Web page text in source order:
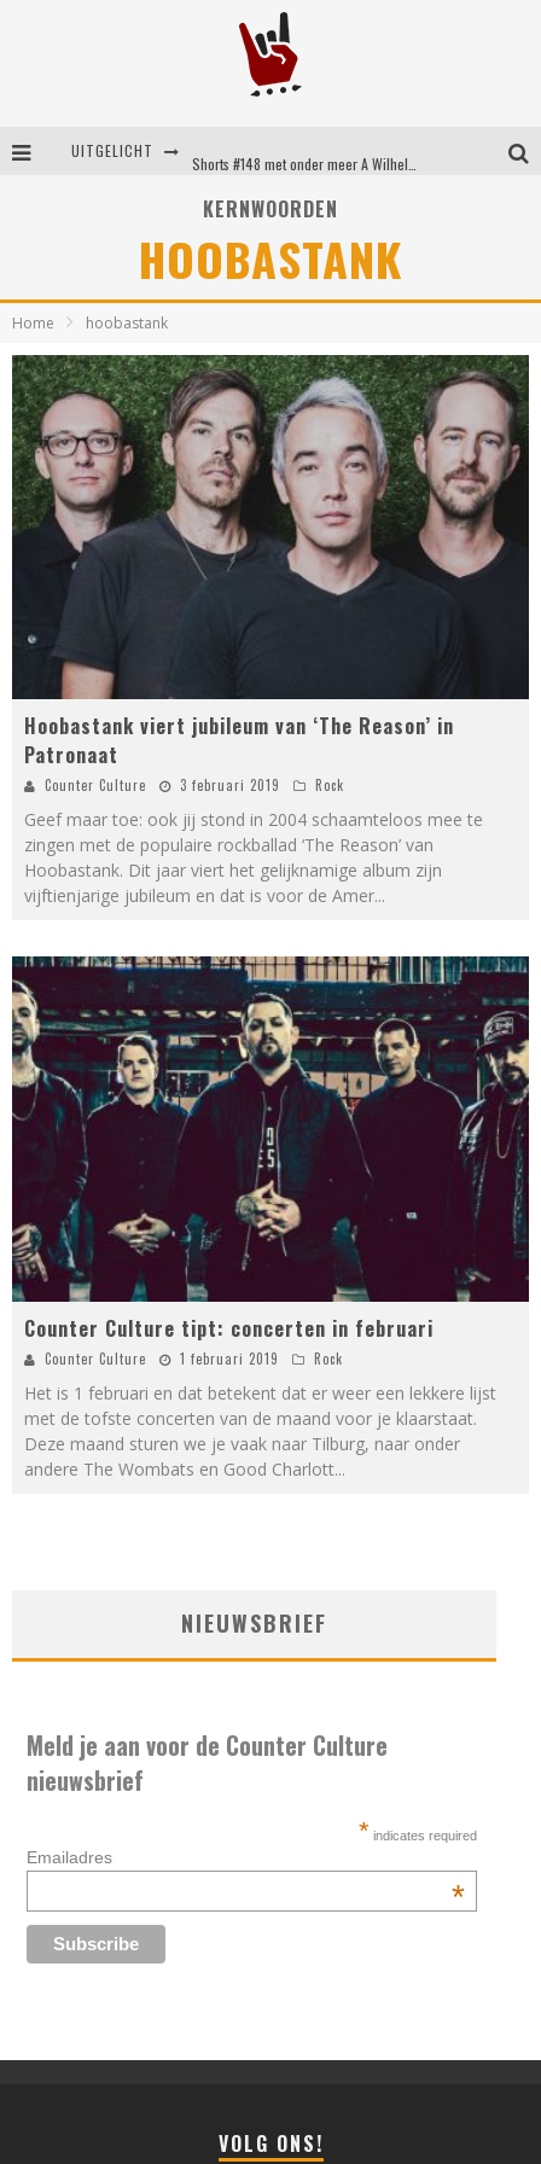
UITGELICHT
Shorts #149 met onder meer No Cure, Eva Under Fire, The Hu en Sleeping With Sirens
KERNWOORDEN
HOOBASTANK
Home hoobastank
Hoobastank viert jubileum van ‘The Reason’ in
Patronaat
Counter Culture 3 februari 2019 Rock
Geef maar toe: ook jij stond in 2004 schaamteloos mee te
zingen met de populaire rockballad ‘The Reason’ van
Hoobastank. Dit jaar viert het gelijknamige album zijn
vijftienjarige jubileum en dat is voor de Amer...
Counter Culture tipt: concerten in februari
Counter Culture 1 februari 2019 Rock
Het is 1 februari en dat betekent dat er weer een lekkere lijst
met de tofste concerten van de maand voor je klaarstaat.
Deze maand sturen we je vaak naar Tilburg, naar onder
andere The Wombats en Good Charlott...
NIEUWSBRIEF
Meld je aan voor de Counter Culture
nieuwsbrief
* indicates required
Emailadres
*
VOLG ONS!